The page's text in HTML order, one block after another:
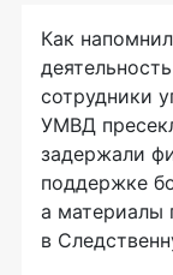
Как
сотрудники
УМВД
задержали
поддержке
а материалы
в